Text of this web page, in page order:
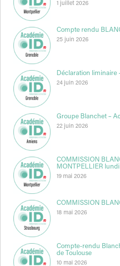
1 juillet 2026
Compte rendu
25 juin 2026
Déclaration liminaire
24 juin 2026
Groupe Blanchet –
22 juin 2026
COMMISSION
MONTPELLIER lundi
19 mai 2026
COMMISSION
18 mai 2026
Compte-rendu
de Toulouse
10 mai 2026